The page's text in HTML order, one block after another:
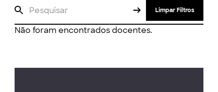
Limpar Filtros
Não foram encontrados docentes.